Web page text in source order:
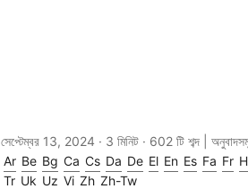
সেপ্টেম্বর 13, 2024 · 3 মিনিট · 602 টি শব্দ |
Ar Be Bg Ca Cs Da De El En Es Fa Fr
Tr Uk Uz Vi Zh Zh-Tw